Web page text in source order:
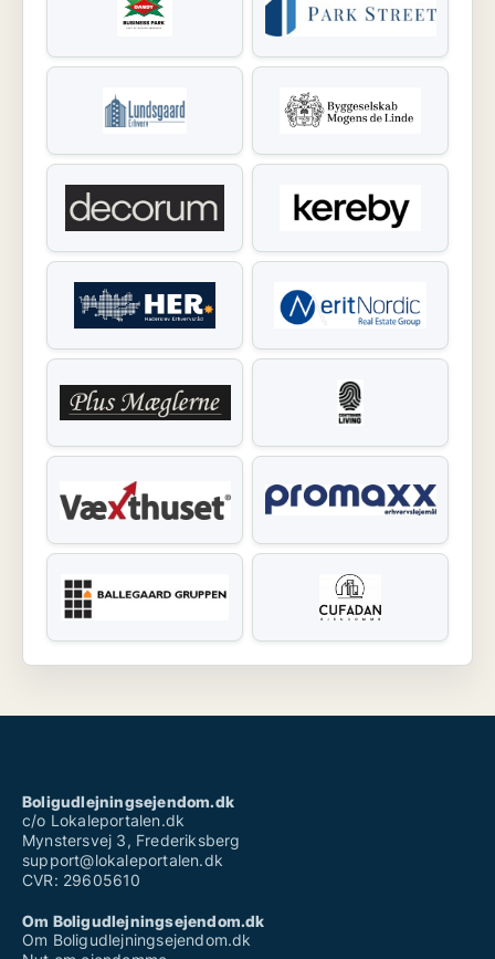
Boligudlejningsejendom.dk
c/o Lokaleportalen.dk
Mynstersvej 3, Frederiksberg
support@lokaleportalen.dk
CVR: 29605610
Om Boligudlejningsejendom.dk
Om Boligudlejningsejendom.dk